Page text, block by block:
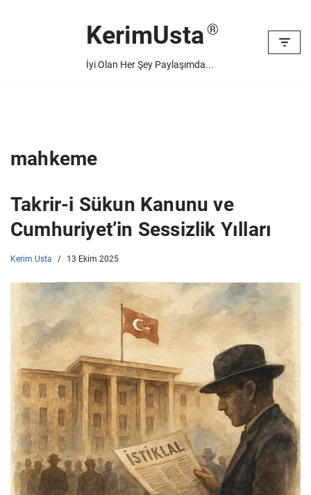
KerimUsta
İyi Olan Her Şey Paylaşımda...
mahkeme
Takrir-i Sükun Kanunu ve
Cumhuriyet’in Sessizlik Yılları
Kerim Usta 13 Ekim 2025